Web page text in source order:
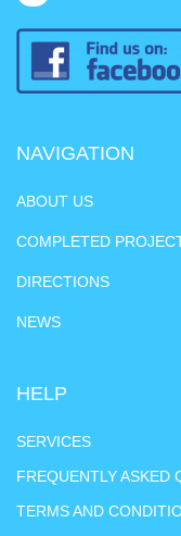
NAVIGATION
ABOUT US
COMPLETED
DIRECTIONS
NEWS
HELP
SERVICES
FREQUENTLY ASKED
TERMS AND